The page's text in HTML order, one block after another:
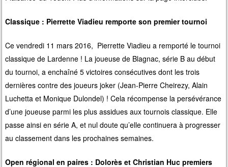
Classique : Pierrette Viadieu remporte son premier tournoi
Ce vendredi 11 mars 2016, Pierrette Viadieu a remporté le tournoi
classique de Lardenne ! La joueuse de Blagnac, série B au début
du tournoi, a enchaîné 5 victoires consécutives dont les trois
dernières contre des joueurs joker (Jean-Pierre Cheirezy, Alain
Luchetta et Monique Dulondel) ! Cela récompense la persévérance
d’une joueuse parmi les plus assidues aux tournois classique. Elle
passe ainsi en série A, et nul doute qu’elle continuera à progresser
au classement dans les prochaines semaines.
Open régional en paires : Dolorès et Christian Huc premiers